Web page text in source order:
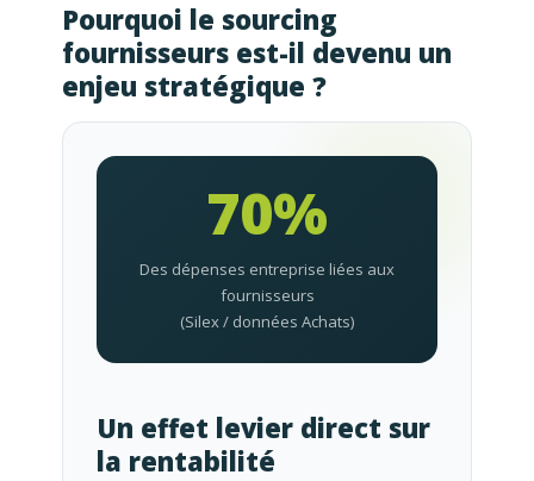
Pourquoi le sourcing
fournisseurs est-il devenu un
enjeu stratégique ?
70%
Des dépenses entreprise liées aux
fournisseurs
(Silex / données Achats)
Un effet levier direct sur
la rentabilité